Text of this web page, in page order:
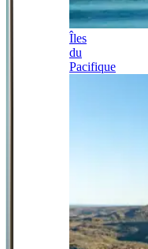
Îles
du
Pacifique